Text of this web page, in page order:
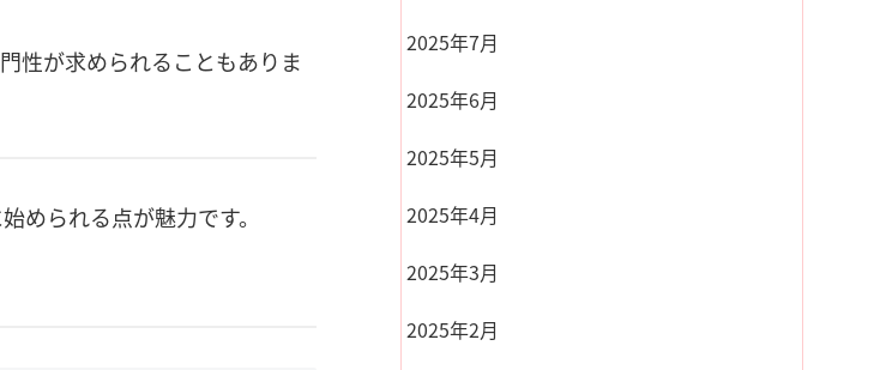
性が求められることもありま
められる点が魅力です。
2025年7月
2025年6月
2025年5月
2025年4月
2025年3月
2025年2月